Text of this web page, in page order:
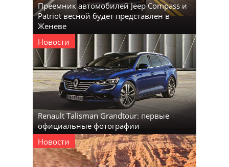
Преемник автомобилей Jeep Compass и
Patriot весной будет представлен в
Женеве
Новости
Renault Talisman Grandtour: первые
официальные фотографии
Новости